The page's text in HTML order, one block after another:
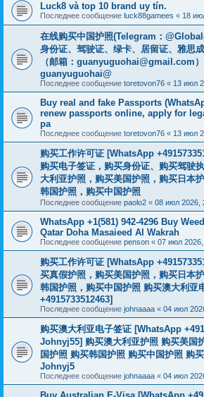
Luck8 và top 10 brand uy tín.
Последнее сообщение luck88gamees « 18
在线购买中国护照(Telegram：
身份证、驾驶证、绿卡、居留证、雅思
（邮箱： guanyuguohai@gmail.com
guanyuguohai@
Последнее сообщение toretovon76 « 13 июл
Buy real and fake Passports
renew passports online, apply for
pa
Последнее сообщение toretovon76 « 13 июл
购买工作许可证 [WhatsApp
购买电子签证，购买身份证、购买驾驶
大利亚护照，购买美国护照，购买日本
韩国护照，购买中国护照
Последнее сообщение paolo2 « 08 июл 2026,
WhatsApp +1(581) 942-4296 Buy
Qatar Doha Masaieed Al Wakrah
Последнее сообщение penson « 07 июл
购买工作许可证 [WhatsApp
买真假护照，购买美国护照，购买日本
韩国护照，购买中国护照 购买澳大利亚
+4915733512463]
Последнее сообщение johnaaaa « 04 июл
购买澳大利亚电子签证 [WhatsApp
Johnyj55] 购买澳大利亚护照 购买美国
国护照 购买韩国护照 购买中国护照 购
Johnyj5
Последнее сообщение johnaaaa « 04 июл